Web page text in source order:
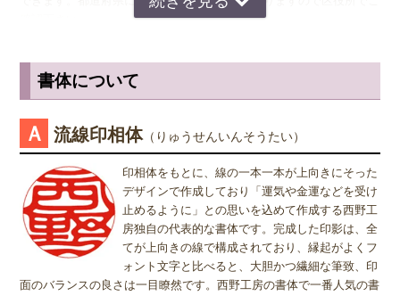
小さ目の10.5ミリが無難かもしれません。女性用は、10.5ミリがおす
すめです。
※実印・銀行印・認印の表記は、当店で分類上分けさせて頂いており
ますが、銀行印をご注文された場合でも、実印や認印として、また
も問題ありません。ご使用用途は、お客様のご判断でご使用頂けま
す。
が書いてあるのか読めるほうがいいかと思いますので当店では風格を
出すならテンショ体、味わい深いものなら読みやすい印相体をオスス
姓または名で、漢字1文字のお客様
『書体』をお選び頂く際、漢字一文字のお客様の場合は "たて" "ヨ
コ" どちらを選択すればよいのかお問い合わせを頂きます。 "たて"
"ヨコ" どちらを選んで頂いても、選択によりデザインが変わること
はございませんので "たて" "ヨコ" どちらかをご選択願います。
書体について
Ａ 流線印相体（りゅうせんいんそうたい）
印相体をもとに、線の一本一本が上向きにそった
デザインで作成しており「運気や金運などを受け
止めるように」との思いを込めて作成する西野工
房独自の代表的な書体です。完成した印影は、全
てが上向きの線で構成されており、縁起がよくフ
ォント文字と比べると、大胆かつ繊細な筆致、印
面のバランスの良さは一目瞭然です。西野工房の書体で一番人気の書